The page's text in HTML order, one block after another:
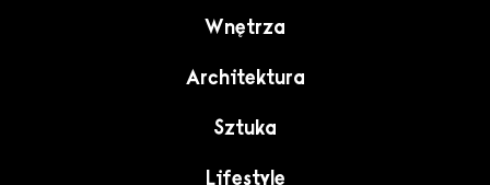
Wnętrza
Architektura
Sztuka
Lifestyle